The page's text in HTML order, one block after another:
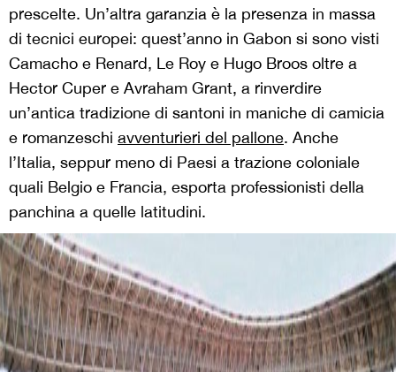
prescelte. Un’altra garanzia è la presenza in massa
di tecnici europei: quest’anno in Gabon si sono visti
Camacho e Renard, Le Roy e Hugo Broos oltre a
Hector Cuper e Avraham Grant, a rinverdire
un’antica tradizione di santoni in maniche di camicia
e romanzeschi avventurieri del pallone. Anche
l’Italia, seppur meno di Paesi a trazione coloniale
quali Belgio e Francia, esporta professionisti della
panchina a quelle latitudini.